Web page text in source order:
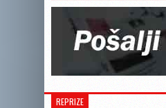
REPRIZE